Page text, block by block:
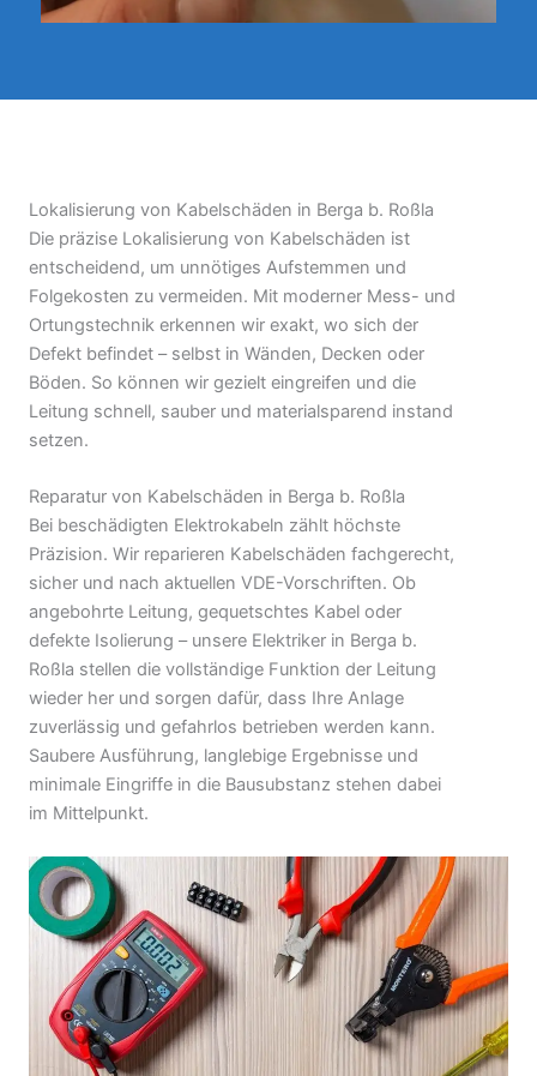
Lokalisierung von Kabelschäden in Berga b. Roßla
Die präzise Lokalisierung von Kabelschäden ist
entscheidend, um unnötiges Aufstemmen und
Folgekosten zu vermeiden. Mit moderner Mess- und
Ortungstechnik erkennen wir exakt, wo sich der
Defekt befindet – selbst in Wänden, Decken oder
Böden. So können wir gezielt eingreifen und die
Leitung schnell, sauber und materialsparend instand
setzen.
Reparatur von Kabelschäden in Berga b. Roßla
Bei beschädigten Elektrokabeln zählt höchste
Präzision. Wir reparieren Kabelschäden fachgerecht,
sicher und nach aktuellen VDE-Vorschriften. Ob
angebohrte Leitung, gequetschtes Kabel oder
defekte Isolierung – unsere Elektriker in Berga b.
Roßla stellen die vollständige Funktion der Leitung
wieder her und sorgen dafür, dass Ihre Anlage
zuverlässig und gefahrlos betrieben werden kann.
Saubere Ausführung, langlebige Ergebnisse und
minimale Eingriffe in die Bausubstanz stehen dabei
im Mittelpunkt.